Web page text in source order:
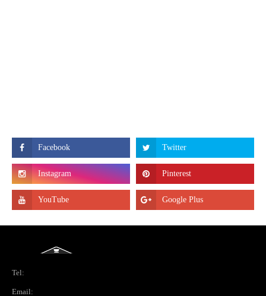
Tel:
Email: